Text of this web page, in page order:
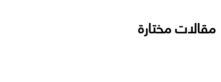
مقالات مختارة